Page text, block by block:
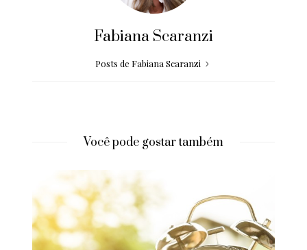
Fabiana Scaranzi
Posts de Fabiana Scaranzi
Você pode gostar também